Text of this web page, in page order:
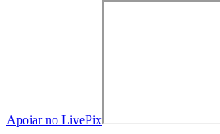
Apoiar no LivePix